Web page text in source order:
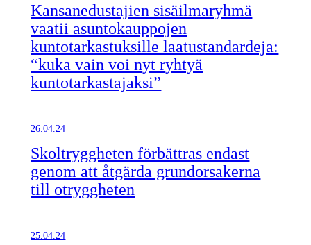
Kansanedustajien sisäilmaryhmä
vaatii asuntokauppojen
kuntotarkastuksille laatustandardeja:
“kuka vain voi nyt ryhtyä
kuntotarkastajaksi”
26.04.24
Skoltryggheten förbättras endast
genom att åtgärda grundorsakerna
till otryggheten
25.04.24